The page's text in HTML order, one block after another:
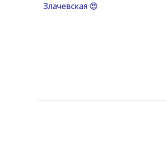
Злачевская 😍